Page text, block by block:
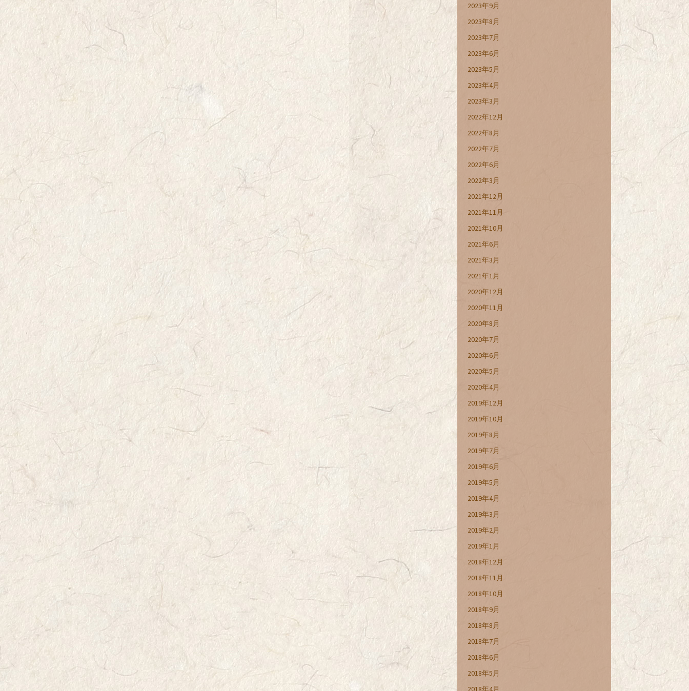
2023年9月
2023年8月
2023年7月
2023年6月
2023年5月
2023年4月
2023年3月
2022年12月
2022年8月
2022年7月
2022年6月
2022年3月
2021年12月
2021年11月
2021年10月
2021年6月
2021年3月
2021年1月
2020年12月
2020年11月
2020年8月
2020年7月
2020年6月
2020年5月
2020年4月
2019年12月
2019年10月
2019年8月
2019年7月
2019年6月
2019年5月
2019年4月
2019年3月
2019年2月
2019年1月
2018年12月
2018年11月
2018年10月
2018年9月
2018年8月
2018年7月
2018年6月
2018年5月
2018年4月